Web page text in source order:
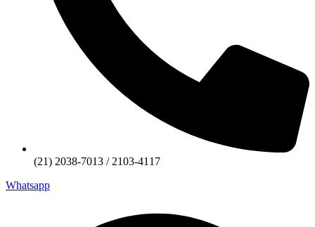
(21) 2038-7013 / 2103-4117
Whatsapp